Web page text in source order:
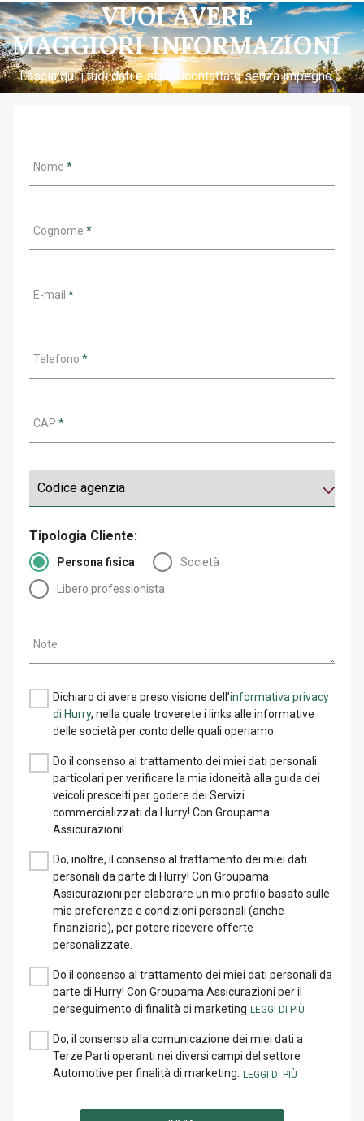
VUOI AVERE
MAGGIORI INFORMAZIONI
Lascia qui i tuoi dati e sarai ricontattato senza impegno.
Nome *
Cognome *
E-mail *
Telefono *
CAP *
Tipologia Cliente:
Persona fisica Società
Libero professionista
Note
Dichiaro di avere preso visione dell’informativa privacy
di Hurry, nella quale troverete i links alle informative
delle società per conto delle quali operiamo
Do il consenso al trattamento dei miei dati personali
particolari per verificare la mia idoneità alla guida dei
veicoli prescelti per godere dei Servizi
commercializzati da Hurry! Con Groupama
Assicurazioni!
Do, inoltre, il consenso al trattamento dei miei dati
personali da parte di Hurry! Con Groupama
Assicurazioni per elaborare un mio profilo basato sulle
mie preferenze e condizioni personali (anche
finanziarie), per potere ricevere offerte
personalizzate.
Do il consenso al trattamento dei miei dati personali da
parte di Hurry! Con Groupama Assicurazioni per il
perseguimento di finalità di marketing
Do, il consenso alla comunicazione dei miei dati a
Terze Parti operanti nei diversi campi del settore
Automotive per finalità di marketing.